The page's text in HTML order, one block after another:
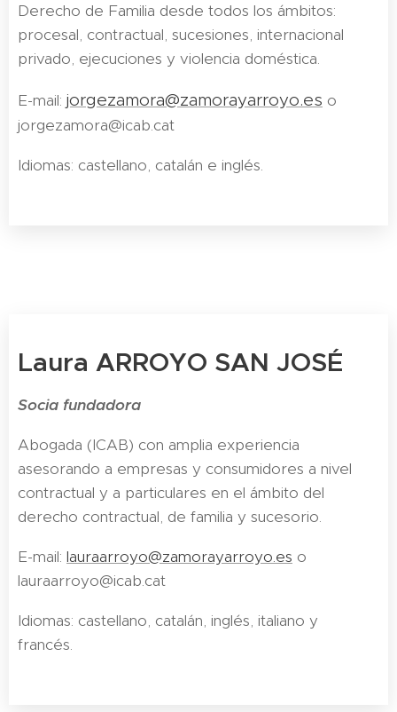
Derecho de Familia desde todos los ámbitos:
procesal, contractual, sucesiones, internacional
privado, ejecuciones y violencia doméstica.
E-mail: jorgezamora@zamorayarroyo.es o
jorgezamora@icab.cat
Idiomas: castellano, catalán e inglés.
Laura ARROYO SAN JOSÉ
Socia fundadora
Abogada (ICAB) con amplia experiencia
asesorando a empresas y consumidores a nivel
contractual y a particulares en el ámbito del
derecho contractual, de familia y sucesorio.
E-mail: lauraarroyo@zamorayarroyo.es o
lauraarroyo@icab.cat
Idiomas: castellano, catalán, inglés, italiano y
francés.